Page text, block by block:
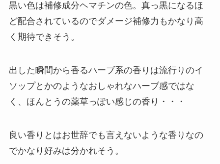
黒い色は補修成分ヘマチンの色。真っ黒になるほ
ど配合されているのでダメージ補修力もかなり高
く期待できそう。
出した瞬間から香るハーブ系の香りは流行りのイ
ソップとかのようなおしゃれなハーブ感ではな
く、ほんとうの薬草っぽい感じの香り・・・
良い香りとはお世辞でも言えないような香りなの
でかなり好みは分かれそう。